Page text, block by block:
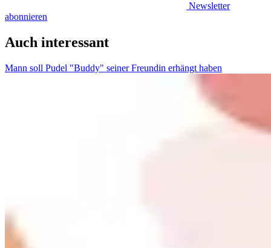
Newsletter
abonnieren
Auch interessant
Mann soll Pudel "Buddy" seiner Freundin erhängt haben